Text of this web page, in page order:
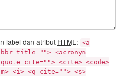
label dan atribut HTML: <a
title=""> <acronym
cite=""> <cite> <code>
<i> <q cite=""> <s>